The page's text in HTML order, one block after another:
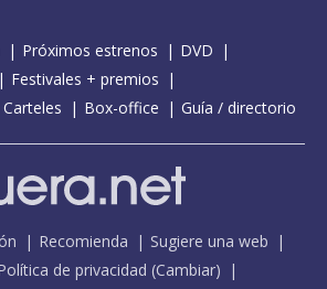
Próximos estrenos
DVD
Festivales + premios
Carteles Box-office Guía / directorio
Recomienda
Sugiere una web
de privacidad (Cambiar)